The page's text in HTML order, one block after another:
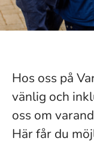
Hos oss på
vänlig och
oss om
Här får du